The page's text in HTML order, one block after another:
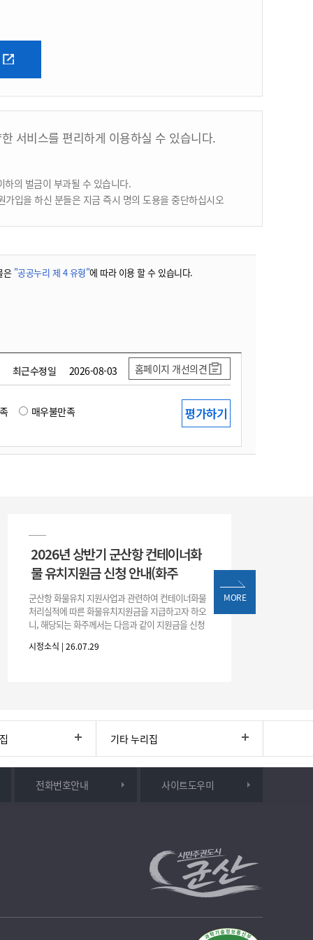
서비스를 편리하게 이용하실 수 있습니다.
의 벌금이 부과될 수 있습니다.
입을 하신 분들은 지금 즉시 명의 도용을 중단하십시오
은 "공공누리 제 4 유형"에 따라 이용 할 수 있습니다.
최근수정일 2026-08-03 홈페이지 개선의견
매우불만족
2026년 상반기 군산항 컨테이너화
물 유치지원금 신청 안내(화주
군산항 화물유치 지원사업과 관련하여 컨테이너화물
처리실적에 따른 화물유치지원금을 지급하고자 하오
니, 해당되는 화주께서는 다음과 같이 지원금을 신청
(6개월
시정소식 | 26.07.29
MORE
기타 누리집
전화번호안내 사이트도우미